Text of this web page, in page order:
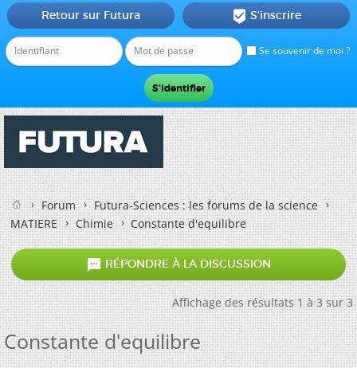
Se souvenir de moi ?
Retour sur Futura  S'inscrire
Forum
Futura-Sciences : les forums de la science
MATIERE
Chimie Constante d'equilibre
 RÉPONDRE À LA DISCUSSION
Affichage des résultats 1 à 3 sur 3
Constante d'equilibre